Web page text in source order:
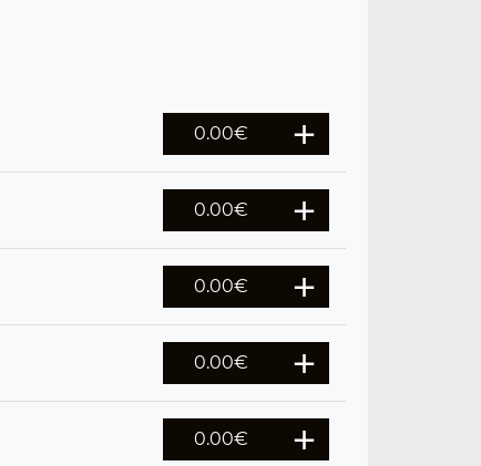
0.00€
0.00€
0.00€
0.00€
0.00€